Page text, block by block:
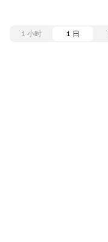
1 小时 1 日